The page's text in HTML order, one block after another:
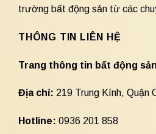
trường bất động sản từ các
THÔNG TIN LIÊN HỆ
Trang thông tin bất động
Địa chỉ: 219 Trung Kính, Quận
Hotline: 0936 201 858